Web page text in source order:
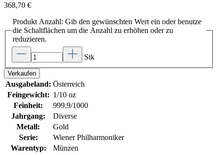
368,70 €
Produkt Anzahl: Gib den gewünschten Wert ein oder benutze
die Schaltflächen um die Anzahl zu erhöhen oder zu
reduzieren.
Stk
Verkaufen
Ausgabeland: Österreich
Feingewicht: 1/10 oz
Feinheit:
999,9/1000
Jahrgang:
Diverse
Metall:
Gold
Serie:
Wiener Philharmoniker
Warentyp:
Münzen